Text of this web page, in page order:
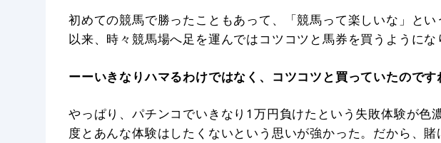
初めての競馬で勝ったこともあって、「競馬って楽しいな」とい
以来、時々競馬場へ足を運んではコツコツと馬券を買うようにな
ーーいきなりハマるわけではなく、コツコツと買っていたのです
やっぱり、パチンコでいきなり1万円負けたという失敗体験が色
度とあんな体験はしたくないという思いが強かった。だから、賭